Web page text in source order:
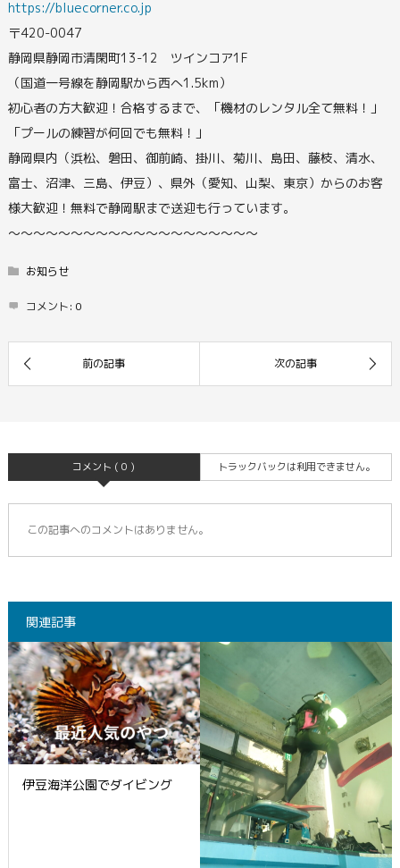
https://bluecorner.co.jp
〒420-0047
静岡県静岡市清閑町13-12 ツインコア1F
（国道一号線を静岡駅から西へ1.5km）
初心者の方大歓迎！合格するまで、「機材のレンタル全て無料！」
「プールの練習が何回でも無料！」
静岡県内（浜松、磐田、御前崎、掛川、菊川、島田、藤枝、清水、
富士、沼津、三島、伊豆）、県外（愛知、山梨、東京）からのお客
様大歓迎！無料で静岡駅まで送迎も行っています。
〜〜〜〜〜〜〜〜〜〜〜〜〜〜〜〜〜〜〜〜
お知らせ
コメント: 0
コメント ( 0 ) トラックバックは利用できません。
この記事へのコメントはありません。
関連記事
伊豆海洋公園でダイビング